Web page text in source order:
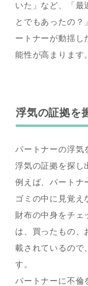
いた」など、「最
とでもあったの？
ートナーが動揺し
能性が高まります。
浮気の証拠を
パートナーの浮気
浮気の証拠を探し
例えば、パートナ
ゴミの中に見覚
財布の中身をチェ
は、買ったもの、
載されているので
す。
パートナーに不倫